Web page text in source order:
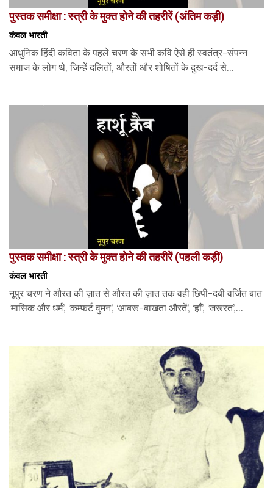
पुस्तक समीक्षा : स्त्री के मुक्त होने की तहरीरें (अंतिम कड़ी)
कंवल भारती
आधुनिक हिंदी कविता के पहले चरण के सभी कवि ऐसे ही स्वतंत्र-संपन्न
समाज के लोग थे, जिन्हें दलितों, औरतों और शोषितों के दुख-दर्द से...
पुस्तक समीक्षा : स्त्री के मुक्त होने की तहरीरें (पहली कड़ी)
कंवल भारती
नूपुर चरण ने औरत की ज़ात से औरत की ज़ात तक वही छिपी-दबी वर्जित बात
‘मासिक और धर्म’, ‘कम्फर्ट वुमन’, ‘आबरू-बाखता औरतें’, ‘हाँ’, ‘जरूरत’,...